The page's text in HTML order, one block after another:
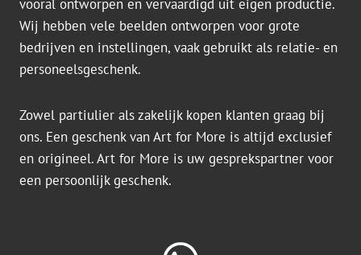
vooral ontworpen en vervaardigd uit eigen productie.
Wij hebben vele beelden ontworpen voor grote
bedrijven en instellingen, vaak gebruikt als relatie- en
personeelsgeschenk.
Zowel partiulier als zakelijk kopen klanten graag bij
ons. Een geschenk van Art for More is altijd exclusief
en origineel. Art for More is uw gesprekspartner voor
een persoonlijk geschenk.